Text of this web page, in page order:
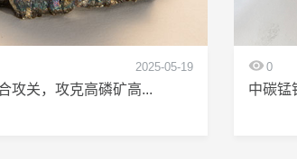
2025-05-19
攻关，攻克高磷矿高...
0
中碳锰